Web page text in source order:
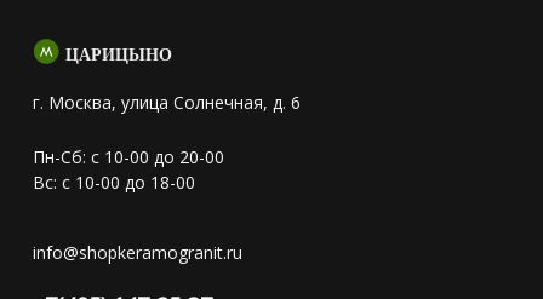
ЦАРИЦЫНО
г. Москва, улица Солнечная, д. 6
Пн-Сб: с 10-00 до 20-00
Вс: с 10-00 до 18-00
info@shopkeramogranit.ru